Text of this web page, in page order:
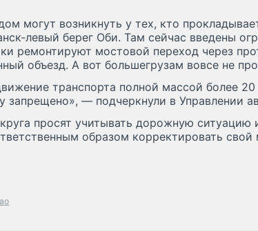
могут возникнуть у тех, кто
левый берег Оби. Там сейчас введены
ремонтируют мостовой переход через
объезд. А вот большегрузам вовсе не
транспорта полной массой более 20
запрещено», — подчеркнули в Управлении
просят учитывать дорожную ситуацию
образом корректировать свой